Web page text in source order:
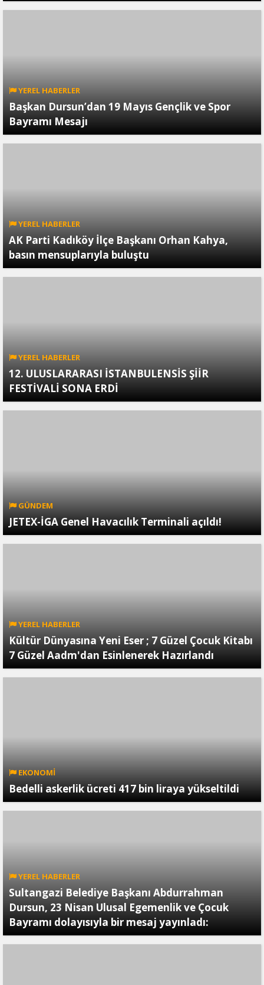
YEREL HABERLER
Başkan Dursun’dan 19 Mayıs Gençlik ve Spor
Bayramı Mesajı
YEREL HABERLER
AK Parti Kadıköy İlçe Başkanı Orhan Kahya,
basın mensuplarıyla buluştu
YEREL HABERLER
12. ULUSLARARASI İSTANBULENSİS ŞİİR
FESTİVALİ SONA ERDİ
GÜNDEM
JETEX-İGA Genel Havacılık Terminali açıldı!
YEREL HABERLER
Kültür Dünyasına Yeni Eser ; 7 Güzel Çocuk Kitabı
7 Güzel Aadm'dan Esinlenerek Hazırlandı
EKONOMİ
Bedelli askerlik ücreti 417 bin liraya yükseltildi
YEREL HABERLER
Sultangazi Belediye Başkanı Abdurrahman
Dursun, 23 Nisan Ulusal Egemenlik ve Çocuk
Bayramı dolayısıyla bir mesaj yayınladı: